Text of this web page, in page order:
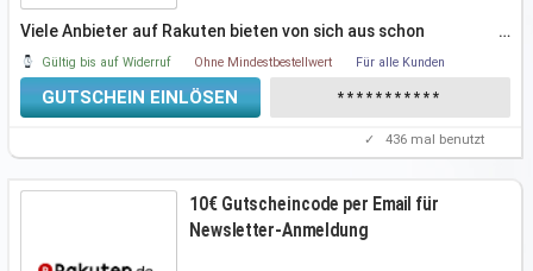
Viele Anbieter auf Rakuten bieten von sich aus schon
Gutscheine an. Einfach dem
…
Gültig bis auf Widerruf Ohne Mindestbestellwert Für alle Kunden
GUTSCHEIN EINLÖSEN ***********
✓436 mal benutzt
10€ Gutscheincode per Email für
Newsletter-Anmeldung